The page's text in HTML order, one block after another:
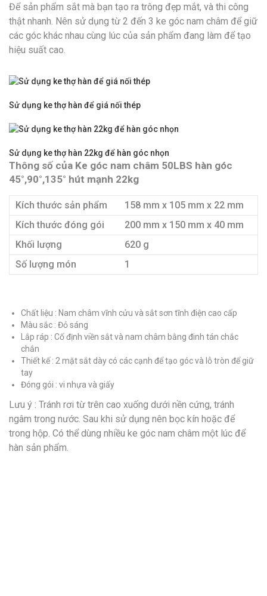
Để sản phẩm sắt mà bạn tạo ra trông đẹp mắt, và thi công
thật nhanh. Nên sử dụng từ 2 đến 3 ke góc nam châm để giữ
các góc khác nhau cùng lúc của sản phẩm đang làm để tạo
hiệu suất cao.
Sử dụng ke thợ hàn để giá nối thép
Sử dụng ke thợ hàn 22kg để hàn góc nhọn
Thông số của Ke góc nam châm 50LBS hàn góc
45°,90°,135° hút mạnh 22kg
Kích thước sản phẩm
158 mm x 105 mm x 22 mm
Kích thước đóng gói
200 mm x 150 mm x 40 mm
Khối lượng
620 g
Số lượng món
1
Chất liệu : Nam châm vĩnh cửu và sắt sơn tĩnh điện cao cấp
Màu sắc : Đỏ sáng
Lắp ráp : Cố định viền sắt và nam châm bằng đinh tán chắc
chắn
Thiết kế : 2 mặt sắt dày có các cạnh để tạo góc và lỗ tròn để giữ
tay
Đóng gói : vi nhựa và giấy
Lưu ý : Tránh rơi từ trên cao xuống dưới nền cứng, tránh
ngâm trong nước. Sau khi sử dụng nên bọc kín hoặc để
trong hộp. Có thể dùng nhiều ke góc nam châm một lúc để
hàn sản phẩm.